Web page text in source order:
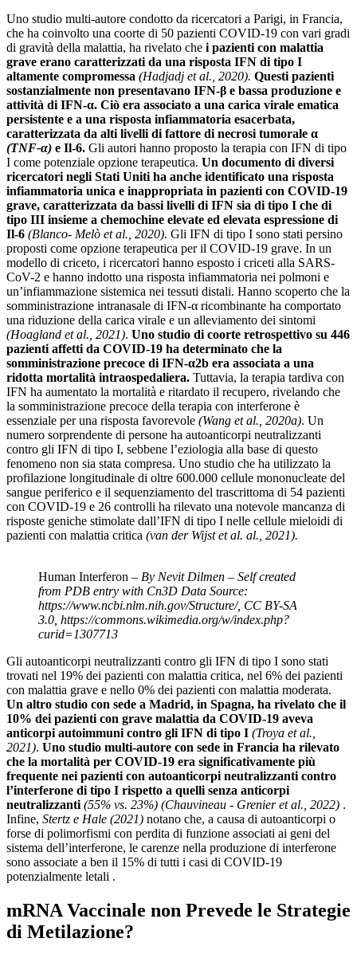
Uno studio multi-autore condotto da ricercatori a Parigi, in Francia,
che ha coinvolto una coorte di 50 pazienti COVID-19 con vari gradi
di gravità della malattia, ha rivelato che i pazienti con malattia
grave erano caratterizzati da una risposta IFN di tipo I
altamente compromessa (Hadjadj et al., 2020). Questi pazienti
sostanzialmente non presentavano IFN-β e bassa produzione e
attività di IFN-α. Ciò era associato a una carica virale ematica
persistente e a una risposta infiammatoria esacerbata,
caratterizzata da alti livelli di fattore di necrosi tumorale α
(TNF-α) e Il-6. Gli autori hanno proposto la terapia con IFN di tipo
I come potenziale opzione terapeutica. Un documento di diversi
ricercatori negli Stati Uniti ha anche identificato una risposta
infiammatoria unica e inappropriata in pazienti con COVID-19
grave, caratterizzata da bassi livelli di IFN sia di tipo I che di
tipo III insieme a chemochine elevate ed elevata espressione di
Il-6 (Blanco- Melò et al., 2020). Gli IFN di tipo I sono stati persino
proposti come opzione terapeutica per il COVID-19 grave. In un
modello di criceto, i ricercatori hanno esposto i criceti alla SARS-
CoV-2 e hanno indotto una risposta infiammatoria nei polmoni e
un’infiammazione sistemica nei tessuti distali. Hanno scoperto che la
somministrazione intranasale di IFN-α ricombinante ha comportato
una riduzione della carica virale e un alleviamento dei sintomi
(Hoagland et al., 2021). Uno studio di coorte retrospettivo su 446
pazienti affetti da COVID-19 ha determinato che la
somministrazione precoce di IFN-α2b era associata a una
ridotta mortalità intraospedaliera. Tuttavia, la terapia tardiva con
IFN ha aumentato la mortalità e ritardato il recupero, rivelando che
la somministrazione precoce della terapia con interferone è
essenziale per una risposta favorevole (Wang et al., 2020a). Un
numero sorprendente di persone ha autoanticorpi neutralizzanti
contro gli IFN di tipo I, sebbene l’eziologia alla base di questo
fenomeno non sia stata compresa. Uno studio che ha utilizzato la
profilazione longitudinale di oltre 600.000 cellule mononucleate del
sangue periferico e il sequenziamento del trascrittoma di 54 pazienti
con COVID-19 e 26 controlli ha rilevato una notevole mancanza di
risposte geniche stimolate dall’IFN di tipo I nelle cellule mieloidi di
pazienti con malattia critica (van der Wijst et al. al., 2021).
Human Interferon – By Nevit Dilmen – Self created
from PDB entry with Cn3D Data Source:
https://www.ncbi.nlm.nih.gov/Structure/, CC BY-SA
3.0, https://commons.wikimedia.org/w/index.php?
curid=1307713
Gli autoanticorpi neutralizzanti contro gli IFN di tipo I sono stati
trovati nel 19% dei pazienti con malattia critica, nel 6% dei pazienti
con malattia grave e nello 0% dei pazienti con malattia moderata.
Un altro studio con sede a Madrid, in Spagna, ha rivelato che il
10% dei pazienti con grave malattia da COVID-19 aveva
anticorpi autoimmuni contro gli IFN di tipo I (Troya et al.,
2021). Uno studio multi-autore con sede in Francia ha rilevato
che la mortalità per COVID-19 era significativamente più
frequente nei pazienti con autoanticorpi neutralizzanti contro
l’interferone di tipo I rispetto a quelli senza anticorpi
neutralizzanti (55% vs. 23%) (Chauvineau ‐ Grenier et al., 2022) .
Infine, Stertz e Hale (2021) notano che, a causa di autoanticorpi o
forse di polimorfismi con perdita di funzione associati ai geni del
sistema dell’interferone, le carenze nella produzione di interferone
sono associate a ben il 15% di tutti i casi di COVID-19
potenzialmente letali .
mRNA Vaccinale non Prevede le Strategie
di Metilazione?